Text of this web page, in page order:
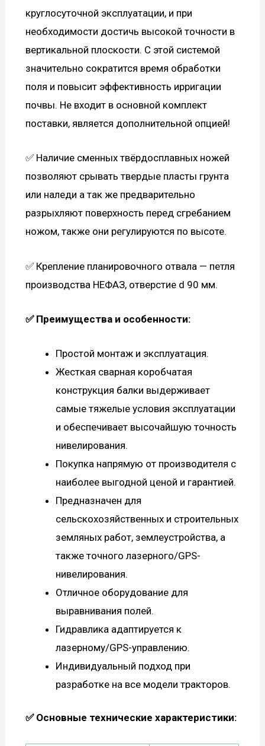
круглосуточной эксплуатации, и при
необходимости достичь высокой точности в
вертикальной плоскости. С этой системой
значительно сократится время обработки
поля и повысит эффективность ирригации
почвы. Не входит в основной комплект
поставки, является дополнительной опцией!
✅ Наличие сменных твёрдосплавных ножей
позволяют срывать твердые пласты грунта
или наледи а так же предварительно
разрыхляют поверхность перед сгребанием
ножом, также они регулируются по высоте.
✅ Крепление планировочного отвала — петля
производства НЕФАЗ, отверстие d 90 мм.
✅ Преимущества и особенности:
Простой монтаж и эксплуатация.
Жесткая сварная коробчатая
конструкция балки выдерживает
самые тяжелые условия эксплуатации
и обеспечивает высочайшую точность
нивелирования.
Покупка напрямую от производителя с
наиболее выгодной ценой и гарантией.
Предназначен для
сельскохозяйственных и строительных
земляных работ, землеустройства, а
также точного лазерного/GPS-
нивелирования.
Отличное оборудование для
выравнивания полей.
Гидравлика адаптируется к
лазерному/GPS-управлению.
Индивидуальный подход при
разработке на все модели тракторов.
✅ Основные технические характеристики: